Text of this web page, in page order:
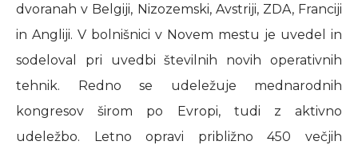
dvoranah v Belgiji, Nizozemski, Avstriji, ZDA, Franciji
in Angliji. V bolnišnici v Novem mestu je uvedel in
sodeloval pri uvedbi številnih novih operativnih
tehnik. Redno se udeležuje mednarodnih
kongresov širom po Evropi, tudi z aktivno
udeležbo. Letno opravi približno 450 večjih